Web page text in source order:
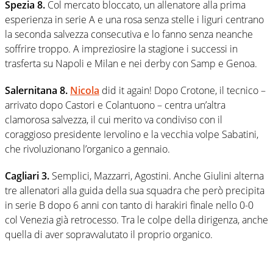
Spezia 8. Col mercato bloccato, un allenatore alla prima
esperienza in serie A e una rosa senza stelle i liguri centrano
la seconda salvezza consecutiva e lo fanno senza neanche
soffrire troppo. A impreziosire la stagione i successi in
trasferta su Napoli e Milan e nei derby con Samp e Genoa.
Salernitana 8. Nicola did it again! Dopo Crotone, il tecnico –
arrivato dopo Castori e Colantuono – centra un’altra
clamorosa salvezza, il cui merito va condiviso con il
coraggioso presidente Iervolino e la vecchia volpe Sabatini,
che rivoluzionano l’organico a gennaio.
Cagliari 3. Semplici, Mazzarri, Agostini. Anche Giulini alterna
tre allenatori alla guida della sua squadra che però precipita
in serie B dopo 6 anni con tanto di harakiri finale nello 0-0
col Venezia già retrocesso. Tra le colpe della dirigenza, anche
quella di aver sopravvalutato il proprio organico.